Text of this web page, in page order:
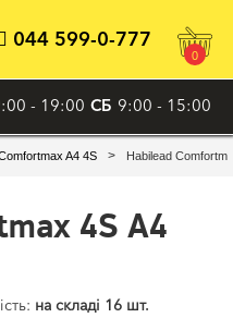
044 599-0-777
0
- 19:00 СБ 9:00 - 15:00
A4 4S > Habilead
4S A4
на складі 16 шт.